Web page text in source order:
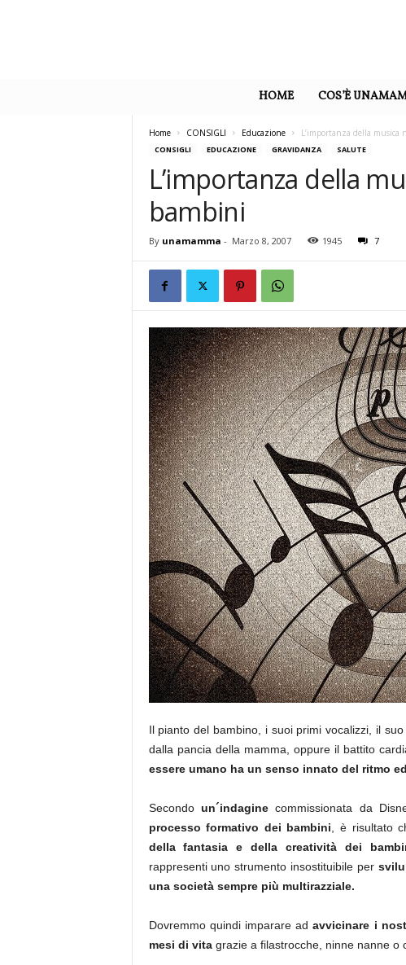
HOME COS’È
Home CONSIGLI Educazione L’importanza della
CONSIGLI EDUCAZIONE GRAVIDANZA SALUTE
L’importanza della
bambini
By unamamma - Marzo 8, 2007 1945 7
Il pianto del bambino, i suoi primi vocalizzi, il
dalla pancia della mamma, oppure il battito
essere umano ha un senso innato del ritmo
Secondo un´indaginecommissionata da
processo formativo dei bambini , è risultato
della fantasia e della creatività dei
rappresenti uno strumento insostituibile per
una società sempre più multirazziale.
Dovremmo quindi imparare adavvicinare i
mesi di vita grazie a filastrocche, ninne nanne o